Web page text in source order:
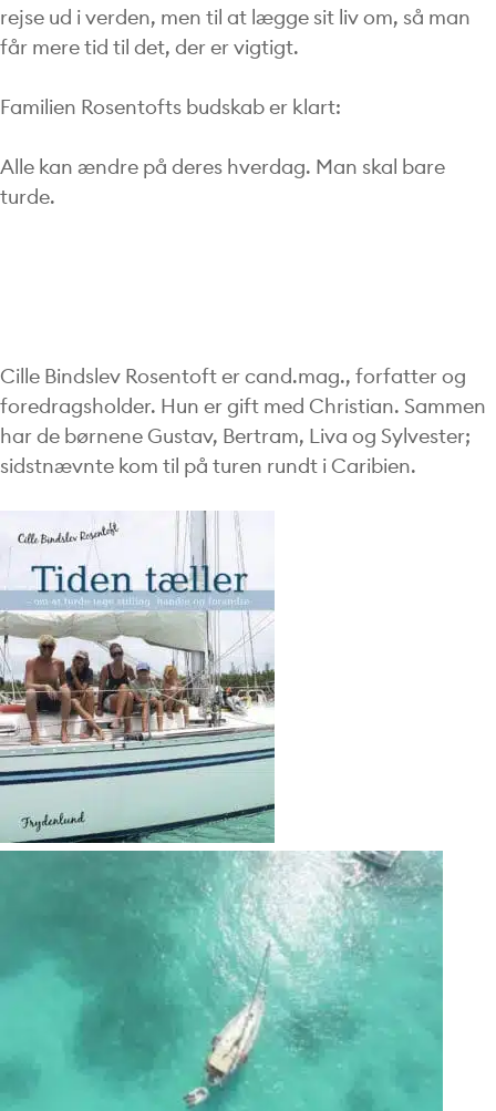
rejse ud i verden, men til at lægge sit liv om, så man
får mere tid til det, der er vigtigt.
Familien Rosentofts budskab er klart:
Alle kan ændre på deres hverdag. Man skal bare
turde.
Cille Bindslev Rosentoft er cand.mag., forfatter og
foredragsholder. Hun er gift med Christian. Sammen
har de børnene Gustav, Bertram, Liva og Sylvester;
sidstnævnte kom til på turen rundt i Caribien.